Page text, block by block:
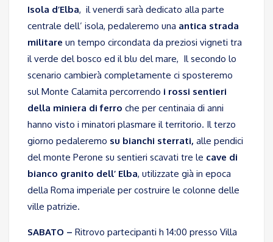
Isola d’Elba, il venerdi sarà dedicato alla parte
centrale dell’ isola, pedaleremo una antica strada
militare un tempo circondata da preziosi vigneti tra
il verde del bosco ed il blu del mare, Il secondo lo
scenario cambierà completamente ci sposteremo
sul Monte Calamita percorrendo i rossi sentieri
della miniera di ferro che per centinaia di anni
hanno visto i minatori plasmare il territorio. Il terzo
giorno pedaleremo su bianchi sterrati, alle pendici
del monte Perone su sentieri scavati tre le cave di
bianco granito dell’ Elba, utilizzate già in epoca
della Roma imperiale per costruire le colonne delle
ville patrizie.
SABATO – Ritrovo partecipanti h 14:00 presso Villa